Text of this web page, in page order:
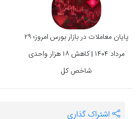
پایان معاملات در بازار بورس امروز؛ ۲۹
مرداد ۱۴۰۴ | کاهش ۱۸ هزار واحدی
شاخص کل
اشتراک گذاری